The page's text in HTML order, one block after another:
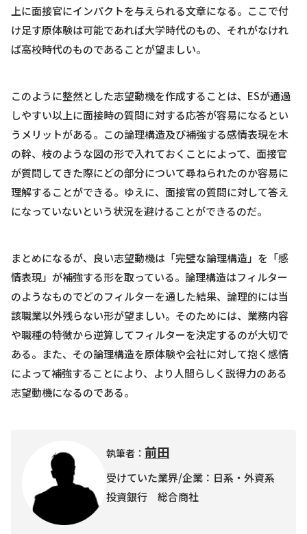
上に面接官にインパクトを与えられる文章になる。ここで付
け足す原体験は可能であれば大学時代のもの、それがなけれ
ば高校時代のものであることが望ましい。
このように整然とした志望動機を作成することは、ESが通過
しやすい以上に面接時の質問に対する応答が容易になるとい
うメリットがある。この論理構造及び補強する感情表現を木
の幹、枝のような図の形で入れておくことによって、面接官
が質問してきた際にどの部分について尋ねられたのか容易に
理解することができる。ゆえに、面接官の質問に対して答え
になっていないという状況を避けることができるのだ。
まとめになるが、良い志望動機は「完璧な論理構造」を「感
情表現」が補強する形を取っている。論理構造はフィルター
のようなものでどのフィルターを通した結果、論理的には当
該職業以外残らない形が望ましい。そのためには、業務内容
や職種の特徴から逆算してフィルターを決定するのが大切で
ある。また、その論理構造を原体験や会社に対して抱く感情
によって補強することにより、より人間らしく説得力のある
志望動機になるのである。
執筆者：前田
受けていた業界/企業：日系・外資系
投資銀行 総合商社